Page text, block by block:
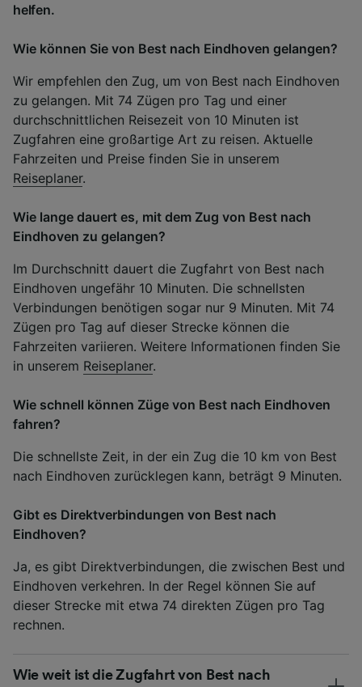
helfen.
Wie können Sie von Best nach Eindhoven gelangen?
Wir empfehlen den Zug, um von Best nach Eindhoven
zu gelangen. Mit 74 Zügen pro Tag und einer
durchschnittlichen Reisezeit von 10 Minuten ist
Zugfahren eine großartige Art zu reisen. Aktuelle
Fahrzeiten und Preise finden Sie in unserem
Reiseplaner.
Wie lange dauert es, mit dem Zug von Best nach
Eindhoven zu gelangen?
Im Durchschnitt dauert die Zugfahrt von Best nach
Eindhoven ungefähr 10 Minuten. Die schnellsten
Verbindungen benötigen sogar nur 9 Minuten. Mit 74
Zügen pro Tag auf dieser Strecke können die
Fahrzeiten variieren. Weitere Informationen finden Sie
in unserem Reiseplaner.
Wie schnell können Züge von Best nach Eindhoven
fahren?
Die schnellste Zeit, in der ein Zug die 10 km von Best
nach Eindhoven zurücklegen kann, beträgt 9 Minuten.
Gibt es Direktverbindungen von Best nach
Eindhoven?
Ja, es gibt Direktverbindungen, die zwischen Best und
Eindhoven verkehren. In der Regel können Sie auf
dieser Strecke mit etwa 74 direkten Zügen pro Tag
rechnen.
Wie weit ist die Zugfahrt von Best nach